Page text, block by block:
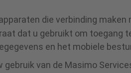
die verbinding maken
dat u gebruikt om toegang
en het mobiele
van de Masimo